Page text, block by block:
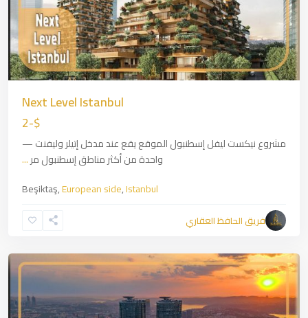
Next Level Istanbul
$-2
مشروع نيكست ليفل إسطنبول الموقع يقع عند مدخل إتيلر وليفنت —
واحدة من أكثر مناطق إسطنبول مر...
Beşiktaş,European side,Istanbul
فريق الحافظ العقاري
European
side,